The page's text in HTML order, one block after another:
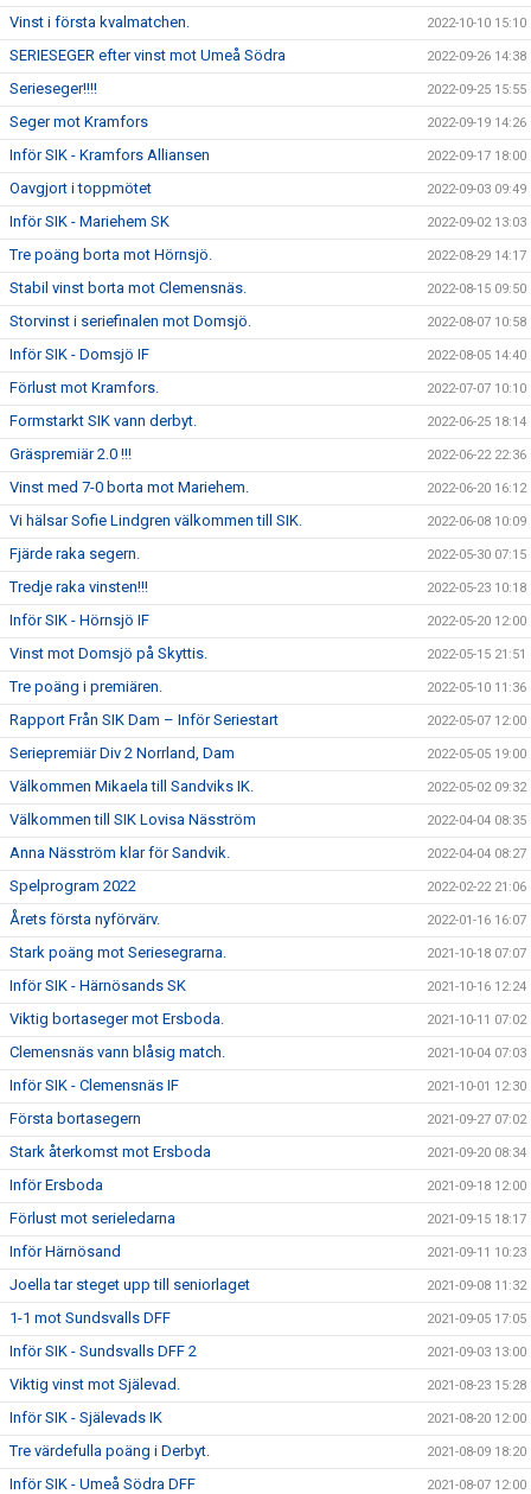
Vinst i första kvalmatchen. 2022-10-10 15:10
SERIESEGER efter vinst mot Umeå Södra 2022-09-26 14:38
Serieseger!!!! 2022-09-25 15:55
Seger mot Kramfors 2022-09-19 14:26
Inför SIK - Kramfors Alliansen 2022-09-17 18:00
Oavgjort i toppmötet 2022-09-03 09:49
Inför SIK - Mariehem SK 2022-09-02 13:03
Tre poäng borta mot Hörnsjö. 2022-08-29 14:17
Stabil vinst borta mot Clemensnäs. 2022-08-15 09:50
Storvinst i seriefinalen mot Domsjö. 2022-08-07 10:58
Inför SIK - Domsjö IF 2022-08-05 14:40
Förlust mot Kramfors. 2022-07-07 10:10
Formstarkt SIK vann derbyt. 2022-06-25 18:14
Gräspremiär 2.0 !!! 2022-06-22 22:36
Vinst med 7-0 borta mot Mariehem. 2022-06-20 16:12
Vi hälsar Sofie Lindgren välkommen till SIK. 2022-06-08 10:09
Fjärde raka segern. 2022-05-30 07:15
Tredje raka vinsten!!! 2022-05-23 10:18
Inför SIK - Hörnsjö IF 2022-05-20 12:00
Vinst mot Domsjö på Skyttis. 2022-05-15 21:51
Tre poäng i premiären. 2022-05-10 11:36
Rapport Från SIK Dam – Inför Seriestart 2022-05-07 12:00
Seriepremiär Div 2 Norrland, Dam 2022-05-05 19:00
Välkommen Mikaela till Sandviks IK. 2022-05-02 09:32
Välkommen till SIK Lovisa Näsström 2022-04-04 08:35
Anna Näsström klar för Sandvik. 2022-04-04 08:27
Spelprogram 2022 2022-02-22 21:06
Årets första nyförvärv. 2022-01-16 16:07
Stark poäng mot Seriesegrarna. 2021-10-18 07:07
Inför SIK - Härnösands SK 2021-10-16 12:24
Viktig bortaseger mot Ersboda. 2021-10-11 07:02
Clemensnäs vann blåsig match. 2021-10-04 07:03
Inför SIK - Clemensnäs IF 2021-10-01 12:30
Första bortasegern 2021-09-27 07:02
Stark återkomst mot Ersboda 2021-09-20 08:34
Inför Ersboda 2021-09-18 12:00
Förlust mot serieledarna 2021-09-15 18:17
Inför Härnösand 2021-09-11 10:23
Joella tar steget upp till seniorlaget 2021-09-08 11:32
1-1 mot Sundsvalls DFF 2021-09-05 17:05
Inför SIK - Sundsvalls DFF 2 2021-09-03 13:00
Viktig vinst mot Själevad. 2021-08-23 15:28
Inför SIK - Själevads IK 2021-08-20 12:00
Tre värdefulla poäng i Derbyt. 2021-08-09 18:20
Inför SIK - Umeå Södra DFF 2021-08-07 12:00